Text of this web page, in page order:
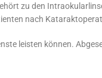
zu den
nach
leisten können.